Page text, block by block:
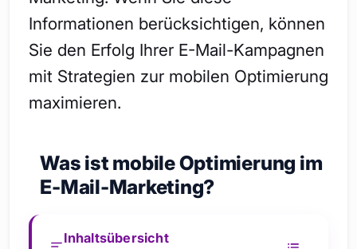
Informationen berücksichtigen, können
Sie den Erfolg Ihrer E-Mail-Kampagnen
mit Strategien zur mobilen Optimierung
maximieren.
Was ist mobile Optimierung im
E-Mail-Marketing?
Inhaltsübersicht